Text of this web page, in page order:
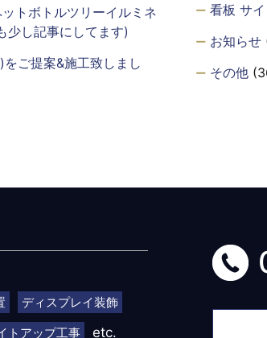
トボトルツリーイルミネ
少し記事にしてます)
ご提案&施工致しまし
看板 サ
お知らせ
その他
ディスプレイ装飾
トアップ工事
etc.